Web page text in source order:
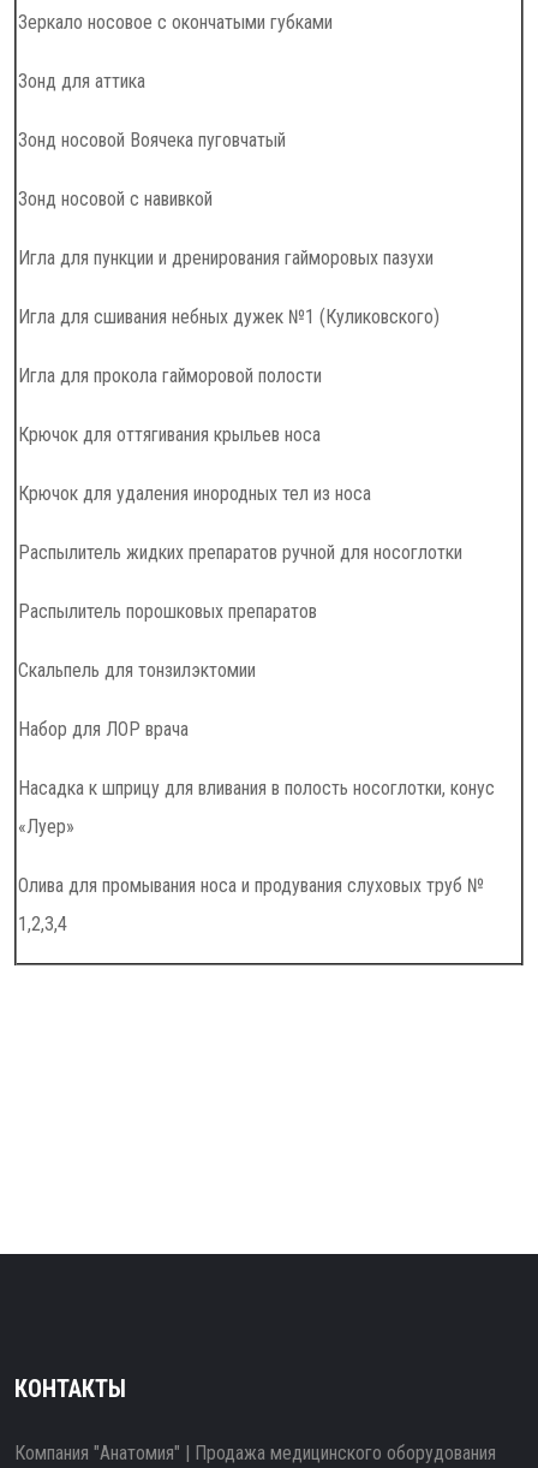
Зеркало носовое с окончатыми губками
Зонд для аттика
Зонд носовой Воячека пуговчатый
Зонд носовой с навивкой
Игла для пункции и дренирования гайморовых пазухи
Игла для сшивания небных дужек №1 (Куликовского)
Игла для прокола гайморовой полости
Крючок для оттягивания крыльев носа
Крючок для удаления инородных тел из носа
Распылитель жидких препаратов ручной для носоглотки
Распылитель порошковых препаратов
Скальпель для тонзилэктомии
Набор для ЛОР врача
Насадка к шприцу для вливания в полость носоглотки, конус
«Луер»
Олива для промывания носа и продувания слуховых труб №
1,2,3,4
КОНТАКТЫ
Компания "Анатомия" | Продажа медицинского оборудования